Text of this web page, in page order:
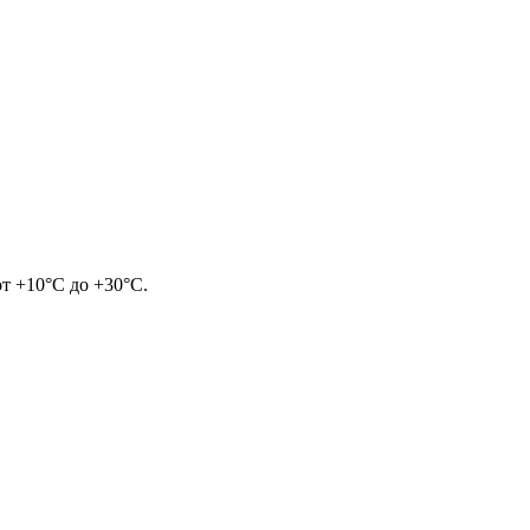
+10°С до +30°С.